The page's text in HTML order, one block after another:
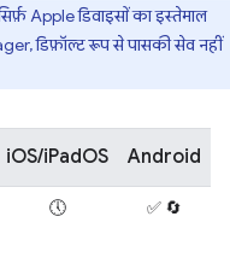
Apple डिवाइसों का इस्तेमाल
डिफ़ॉल्ट रूप से पासकी सेव नहीं
iOS/iPadOS Android
🕔 ✅ 🔄